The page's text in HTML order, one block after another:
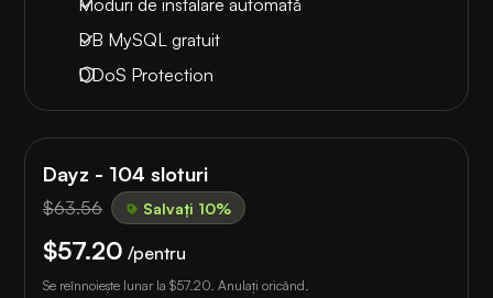
DB MySQL gratuit
DDoS Protection
Dayz - 104 sloturi
$63.56 Salvați 10%
$57.20 /pentru
Se reînnoiește lunar la $57.20 . Anulați oricând.